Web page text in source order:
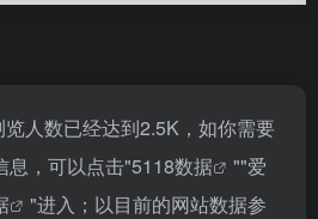
人数已经达到2.5K，如你需要
息，可以点击"5118数据 ""爱
"进入；以目前的网站数据参